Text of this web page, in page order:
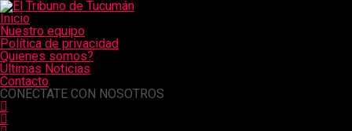
Inicio
Nuestro equipo
Política de privacidad
Quienes somos?
Últimas Noticias
Contacto
CONECTATE CON NOSOTROS